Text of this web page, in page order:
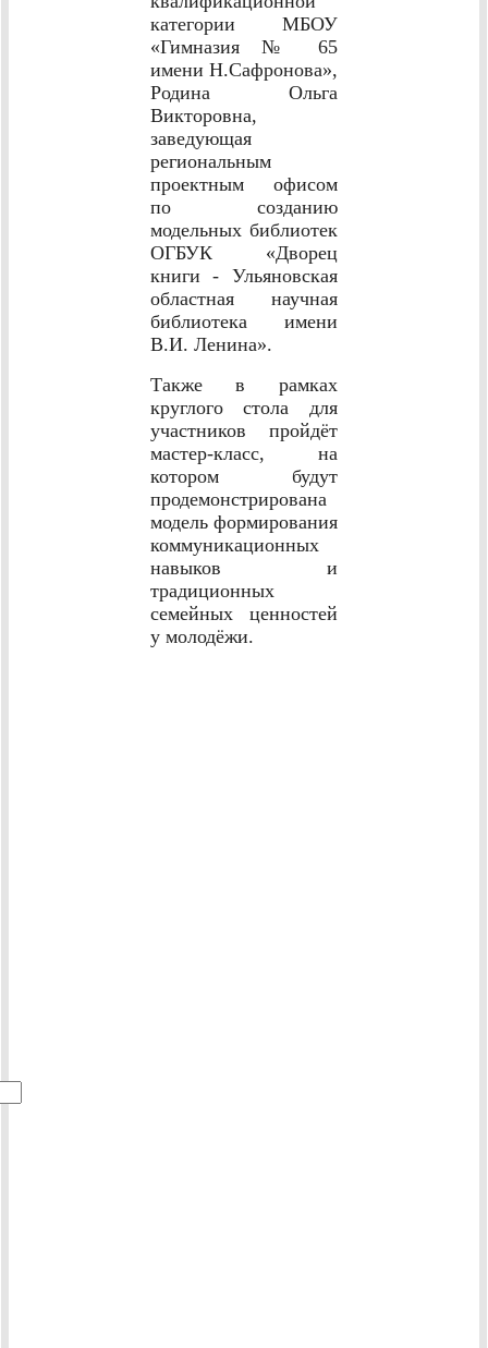
категории МБОУ
«Гимназия № 65
имени Н.Сафронова»,
Родина Ольга
Викторовна,
заведующая
региональным
проектным офисом
по созданию
модельных библиотек
ОГБУК «Дворец
книги - Ульяновская
областная научная
библиотека имени
В.И. Ленина».
Также в рамках
круглого стола для
участников пройдёт
мастер-класс, на
котором будут
продемонстрирована
модель формирования
коммуникационных
навыков и
традиционных
семейных ценностей
у молодёжи.